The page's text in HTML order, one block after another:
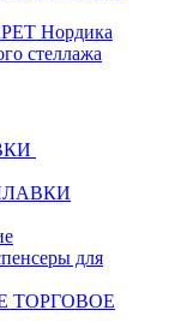
Нордика
стеллажа
для
ТОРГОВОЕ